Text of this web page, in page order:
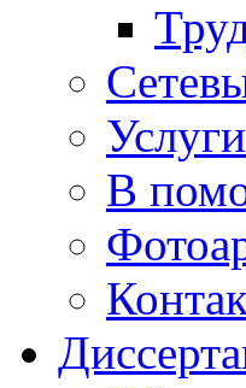
Услуги
В